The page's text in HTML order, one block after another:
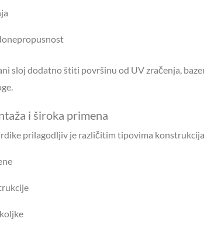
sloj dodatno štiti površinu od UV zračenja,
i široka primena
prilagodljiv je različitim tipovima